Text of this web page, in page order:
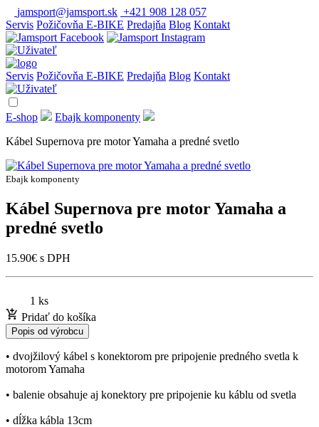
jamsport@jamsport.sk +421 908 128 057
Servis Požičovňa E-BIKE Predajňa Blog Kontakt
Servis Požičovňa E-BIKE Predajňa Blog Kontakt
E-shop
Ebajk komponenty
Kábel Supernova pre motor Yamaha a predné svetlo
Ebajk komponenty
Kábel Supernova pre motor Yamaha a
predné svetlo
15.90€ s DPH
1 ks
Pridať do košíka
Popis od výrobcu
• dvojžilový kábel s konektorom pre pripojenie predného svetla k
motorom Yamaha
• balenie obsahuje aj konektory pre pripojenie ku káblu od svetla
• dĺžka kábla 13cm